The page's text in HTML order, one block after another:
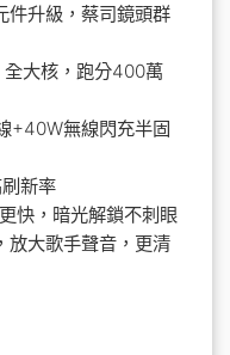
件升級，蔡司鏡頭群
大核，跑分400萬
+40W無線閃充半固
新率
快，暗光解鎖不刺眼
放大歌手聲音，更清